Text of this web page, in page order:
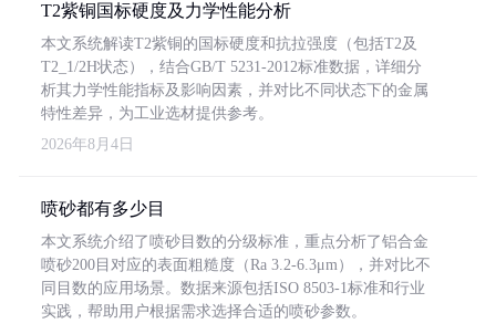
T2紫铜国标硬度及力学性能分析
本文系统解读T2紫铜的国标硬度和抗拉强度（包括T2及
T2_1/2H状态），结合GB/T 5231-2012标准数据，详细分
析其力学性能指标及影响因素，并对比不同状态下的金属
特性差异，为工业选材提供参考。
2026年8月4日
喷砂都有多少目
本文系统介绍了喷砂目数的分级标准，重点分析了铝合金
喷砂200目对应的表面粗糙度（Ra 3.2-6.3μm），并对比不
同目数的应用场景。数据来源包括ISO 8503-1标准和行业
实践，帮助用户根据需求选择合适的喷砂参数。